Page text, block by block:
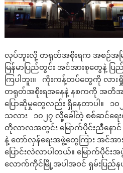
လုပ်ဘူးလို့ တရုတ်အစိုးရက အစဉ်အမြဲ
မြန်မာပြည်တွင်း အင်အားစုတွေနဲ့
ကြပါဘူး။ ကိုးကန့်တပ်တွေကို လား
တရုတ်အစိုးရအနေနဲ့ နစကကို အတိ
ပြောဆိုမှုတွေလည်း ရှိနေတာပါ။ ၁
သလား ၁၀၂၇ လို့ခေါ်တဲ့ စစ်ဆင်ရေ
တိုလာလအတွင်း မြောက်ပိုင်းညီနောင်
နဲ့ တော်လှန်ရေးအဖွဲ့တွေကြား အင်အ
ပြောင်းလဲလာပါတယ်။ မြောက်ပိုင်
လောက်ကိုင်မြို့အပါအဝင် ရှမ်းပြည်န